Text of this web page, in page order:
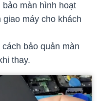
màn hình hoạt
máy cho khách
bảo quản màn
thay.